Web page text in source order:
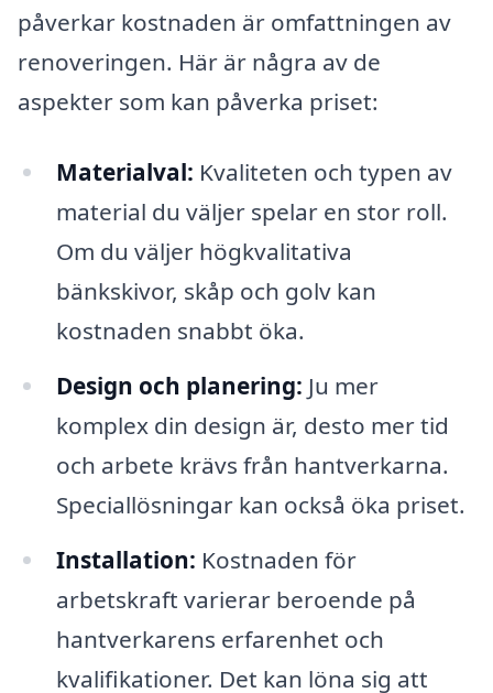
påverkar kostnaden är omfattningen av
renoveringen. Här är några av de
aspekter som kan påverka priset:
Materialval: Kvaliteten och typen av
material du väljer spelar en stor roll.
Om du väljer högkvalitativa
bänkskivor, skåp och golv kan
kostnaden snabbt öka.
Design och planering: Ju mer
komplex din design är, desto mer tid
och arbete krävs från hantverkarna.
Speciallösningar kan också öka priset.
Installation: Kostnaden för
arbetskraft varierar beroende på
hantverkarens erfarenhet och
kvalifikationer. Det kan löna sig att